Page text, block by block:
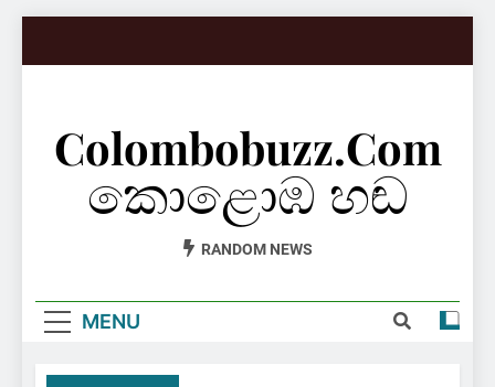
Colombobuzz.com
කොළොඹ හඬ
RANDOM NEWS
MENU